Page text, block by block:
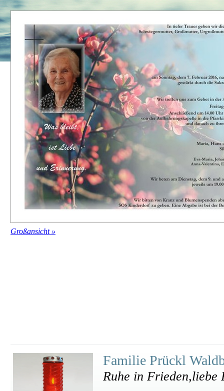
Großansicht »
Familie Prückl
Ruhe in Frieden,liebe